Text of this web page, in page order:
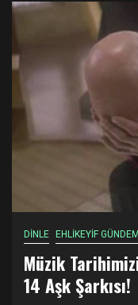
DİNLE EHLİKEYİF GÜNDEM
Müzik
14 Aşk Şarkısı!